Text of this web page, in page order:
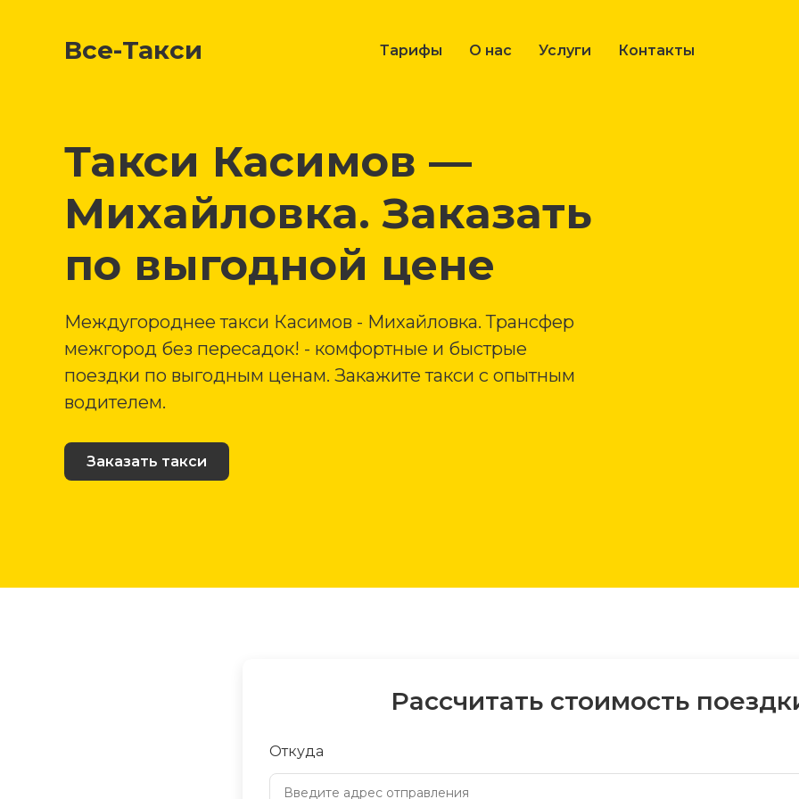
Все-Такси Тарифы О нас Услуги Контакты
Такси Касимов —
Михайловка. Заказать
по выгодной цене
Междугороднее такси Касимов - Михайловка. Трансфер
межгород без пересадок! - комфортные и быстрые
поездки по выгодным ценам. Закажите такси с опытным
водителем.
Заказать такси
Рассчитать стоимость
Откуда